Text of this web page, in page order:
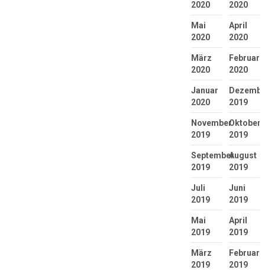
2020
2020
Mai
2020
April
2020
März
2020
Februar
2020
Januar
2020
2019
November
2019
Oktober
2019
September
2019
August
2019
Juli
2019
Juni
2019
Mai
2019
April
2019
März
2019
Februar
2019